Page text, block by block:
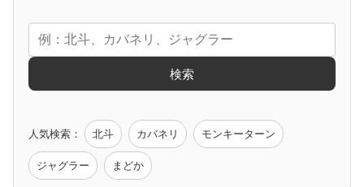
エヴァ コードギアス 化物語 炎炎ノ消防隊
モンハン バイオ ペルソナ
検索
人気検索： 北斗 カバネリ モンキーターン
ジャグラー まどか